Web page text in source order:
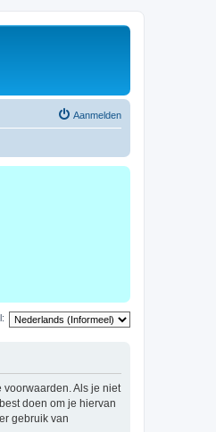
Aanmelden
voorwaarden. Als je niet
doen om je hiervan
gebruik van